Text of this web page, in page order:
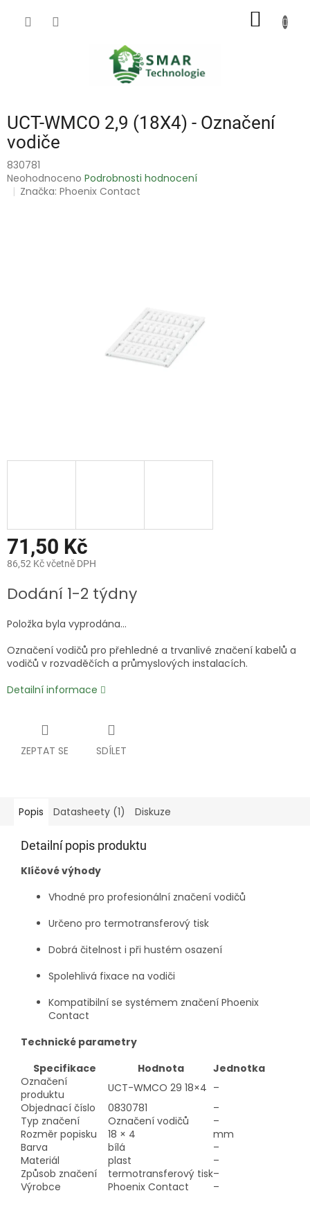
UCT-WMCO 2,9 (18X4) - Označení
vodiče
830781
Průměrné
hodnocení
Neohodnoceno Podrobnosti hodnocení
Značka:Phoenix Contact
71,50 Kč
86,52 Kč včetně DPH
cena:
Dodání 1-2 týdny
Položka byla vyprodána…
Označení vodičů pro přehledné a trvanlivé značení kabelů a
vodičů v rozvaděčích a průmyslových instalacích.
Detailní informace
ZEPTAT SE SDÍLET
Popis Datasheety (1) Diskuze
Detailní popis produktu
Klíčové výhody
Vhodné pro profesionální značení vodičů
Určeno pro termotransferový tisk
Dobrá čitelnost i při hustém osazení
Spolehlivá fixace na vodiči
Kompatibilní se systémem značení Phoenix
Contact
Technické parametry
Specifikace
Hodnota
Jednotka
Označení
produktu
UCT-WMCO 29 18×4 –
Objednací číslo
0830781
–
Typ značení
Označení vodičů
–
Rozměr popisku
18 × 4
mm
Barva
bílá
–
Materiál
plast
–
Způsob značení
termotransferový tisk–
Výrobce
Phoenix Contact –